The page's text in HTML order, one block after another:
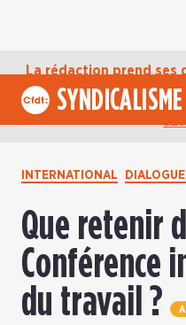
La rédaction prend ses
jusqu’au mardi 1er
l’actualité de la CFDT
INTERNATIONAL
Que retenir
Conférence
du travail ?